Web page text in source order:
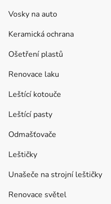
Vosky na auto
Keramická ochrana
Ošetření plastů
Renovace laku
Leštící kotouče
Leštící pasty
Odmašťovače
Leštičky
Unašeče na strojní leštičky
Renovace světel